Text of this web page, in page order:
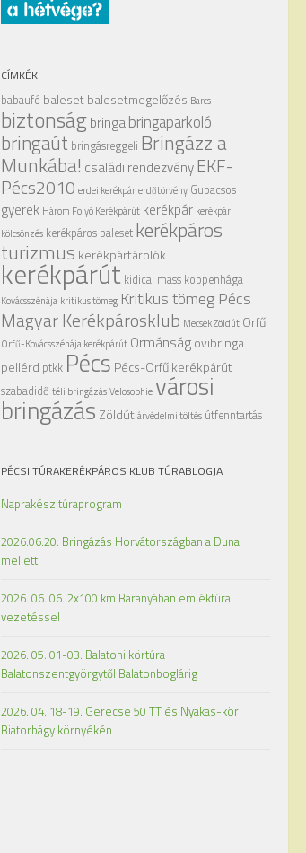
CÍMKÉK
babaufó balesetbalesetmegelőzés Barcs
biztonságbringabringaparkoló
bringaút bringásreggeli Bringázz a
Munkába! családi rendezvényEKF-
Pécs2010 erdei kerékpárerdőtörvény Gubacsos
gyerek Három Folyó Kerékpárút kerékpár kerékpár
kölcsönzés kerékpáros baleset kerékpáros
turizmus kerékpártárolók
kerékpárút kidical mass koppenhága
Kovácsszénája kritikus tömeg Kritikus tömeg Pécs
Magyar Kerékpárosklub Mecsek Zöldút Orfű
Orfű-Kovácsszénája kerékpárút Ormánságovibringa
pellérd ptkk Pécs Pécs-Orfű kerékpárút
szabadidő téli bringázásVelosophie városi
bringázás Zöldútárvédelmi töltés útfenntartás
PÉCSI TÚRAKERÉKPÁROS KLUB TÚRABLOGJA
Naprakész túraprogram
2026.06.20. Bringázás Horvátországban a Duna
mellett
2026. 06. 06. 2x100 km Baranyában emléktúra
vezetéssel
2026. 05. 01-03. Balatoni körtúra
Balatonszentgyörgytől Balatonboglárig
2026. 04. 18-19. Gerecse 50 TT és Nyakas-kör
Biatorbágy környékén